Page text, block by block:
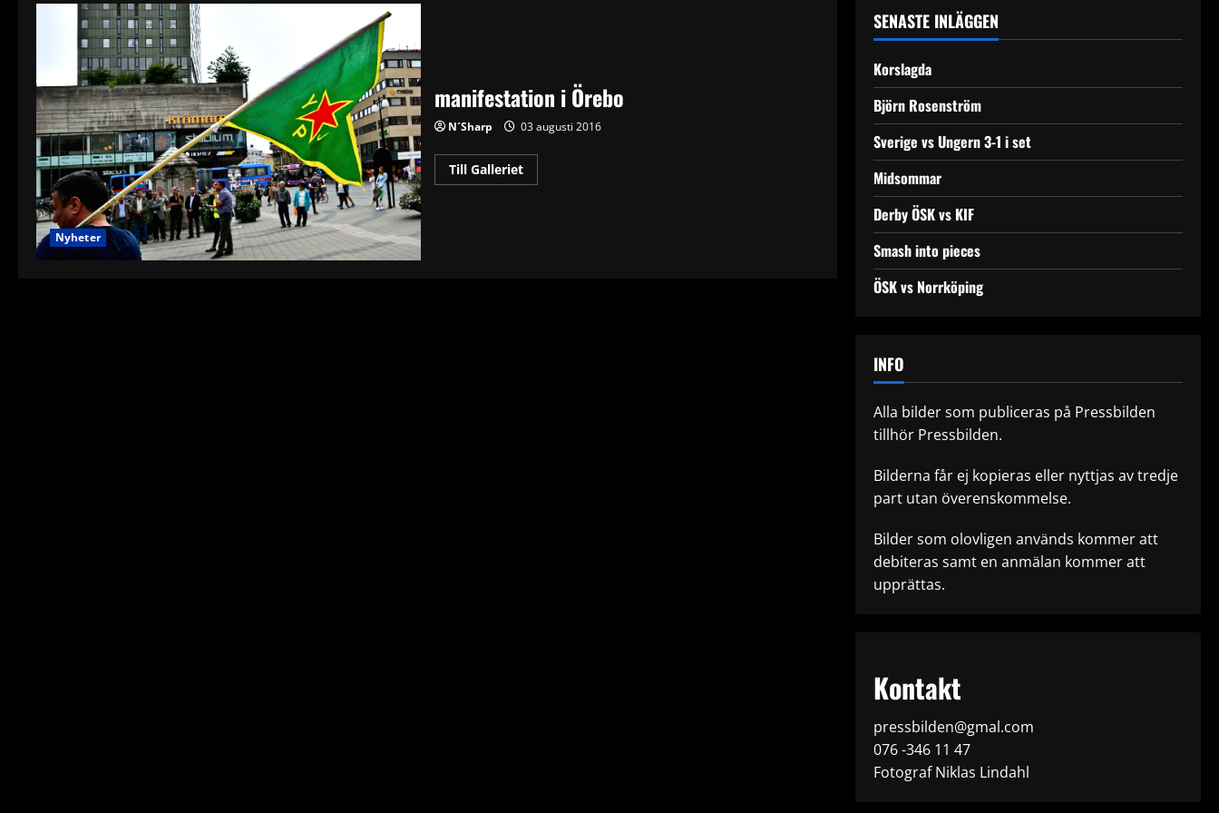
Nyheter
manifestation i Örebo
N´Sharp 03 augusti 2016
Till GallerietRead
more
SENASTE INLÄGGEN
Korslagda
Björn Rosenström
Sverige vs Ungern 3-1 i set
Midsommar
Derby ÖSK vs KIF
Smash into pieces
ÖSK vs Norrköping
INFO
Alla bilder som publiceras på Pressbilden
tillhör Pressbilden.
Bilderna får ej kopieras eller nyttjas av tredje
part utan överenskommelse.
Bilder som olovligen används kommer att
debiteras samt en anmälan kommer att
upprättas.
Kontakt
pressbilden@gmal.com
076 -346 11 47
Fotograf Niklas Lindahl